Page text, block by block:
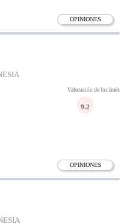
OPINIONES
OPINIONES
Valoración de los
9.2